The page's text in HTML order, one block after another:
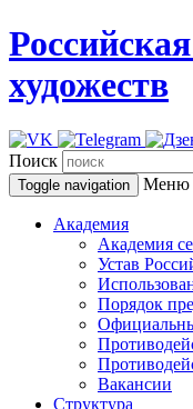
художеств
Поиск
Toggle navigation Меню
Академия
Академия
Устав
Порядок
Вакансии
Структура